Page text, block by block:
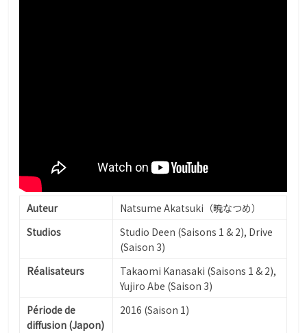
Auteur
Natsume Akatsuki（暁なつめ）
Studios
Studio Deen (Saisons 1 & 2), Drive
(Saison 3)
Réalisateurs
Takaomi Kanasaki (Saisons 1 & 2),
Yujiro Abe (Saison 3)
Période de
diffusion (Japon)
2016 (Saison 1)